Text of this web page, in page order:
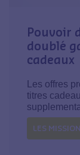
Pouvoir
doublé
cadeaux
Les offres
titres
LES